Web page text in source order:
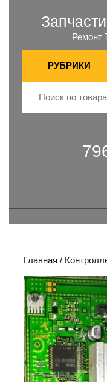
Ремонт
РУБРИКИ
Главная /